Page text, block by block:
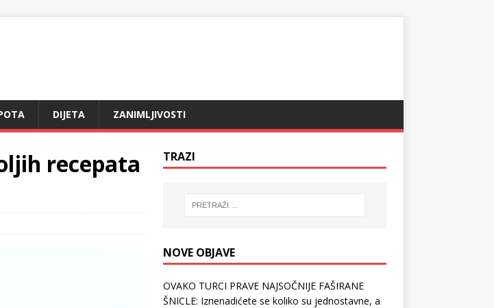
DIJETA ZANIMLJIVOSTI
recepata
TRAZI
NOVE OBJAVE
OVAKO TURCI PRAVE NAJSOČNIJE FAŠIRANE
ŠNICLE: Iznenadićete se koliko su jednostavne, a